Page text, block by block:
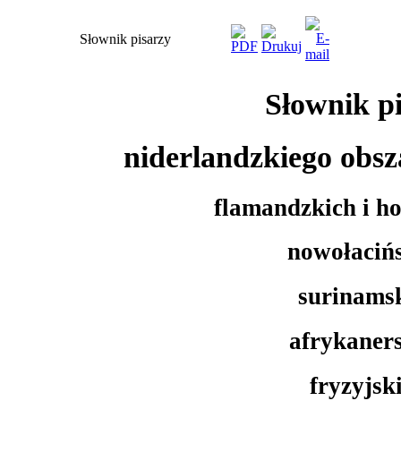
Słownik pisarzy
Słownik
niderlandzkiego
flamandzkich i